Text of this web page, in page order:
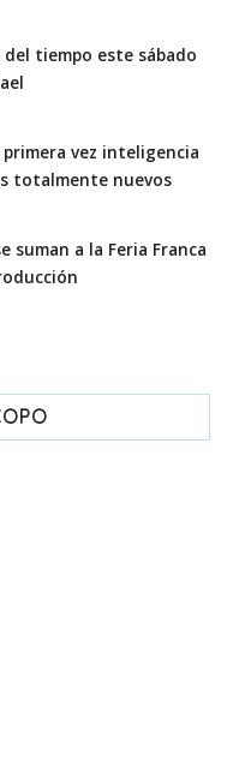
del tiempo este sábado
vez inteligencia
totalmente nuevos
suman a la Feria Franca